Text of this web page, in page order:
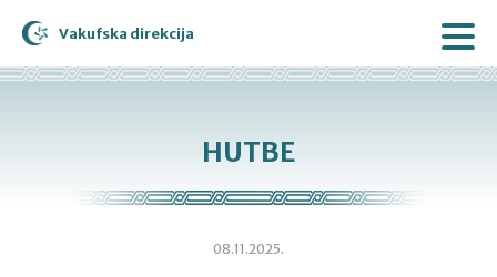
Vakufska direkcija
HUTBE
08.11.2025.